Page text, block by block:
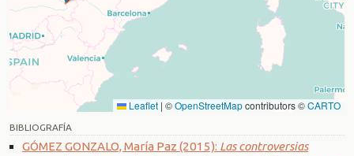
Leaflet | ©OpenStreetMapcontributors ©CARTO
BIBLIOGRAFÍA
GÓMEZ GONZALO, María Paz (2015): Las controversias